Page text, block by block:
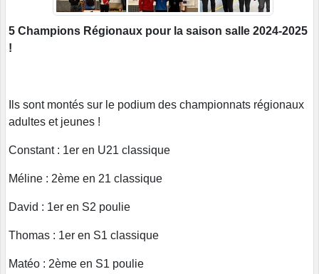
5 Champions Régionaux pour la saison salle 2024-2025
!
Ils sont montés sur le podium des championnats régionaux
adultes et jeunes !
Constant : 1er en U21 classique
Méline : 2ème en 21 classique
David : 1er en S2 poulie
Thomas : 1er en S1 classique
Matéo : 2ème en S1 poulie